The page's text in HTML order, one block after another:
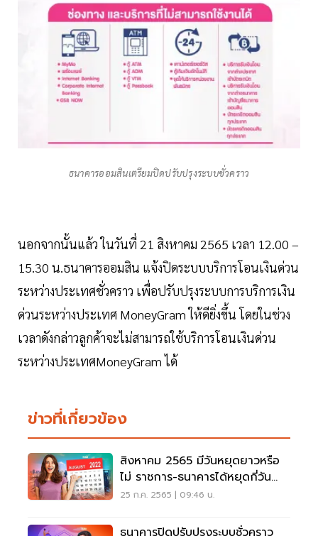
ธนาคารออมสินเตรียมปิดปรับปรุงระบบชั่วคราว
นอกจากนั้นแล้ว ในวันที่ 21 สิงหาคม 2565 เวลา 12.00 –
15.30 น.ธนาคารออมสิน แจ้งปิดระบบบริการโอนเงินด่วน
ระหว่างประเทศชั่วคราว เพื่อปรับปรุงระบบการบริการเงิน
ด่วนระหว่างประเทศ MoneyGram ให้ดียิ่งขึ้น โดยในช่วง
เวลาดังกล่าวลูกค้าจะไม่สามารถใช้บริการโอนเงินด่วน
ระหว่างประเทศMoneyGram ได้
ข่าวที่เกี่ยวข้อง
สิงหาคม 2565 มีวันหยุดยาวหรือ
ไม่ ราชการ-ธนาคารได้หยุดกี่วัน
เช็คที่นี่
25 ก.ค. 2565 | 09:46 น.
ธนาคารปิดปรับปรุงระบบชั่วคราว